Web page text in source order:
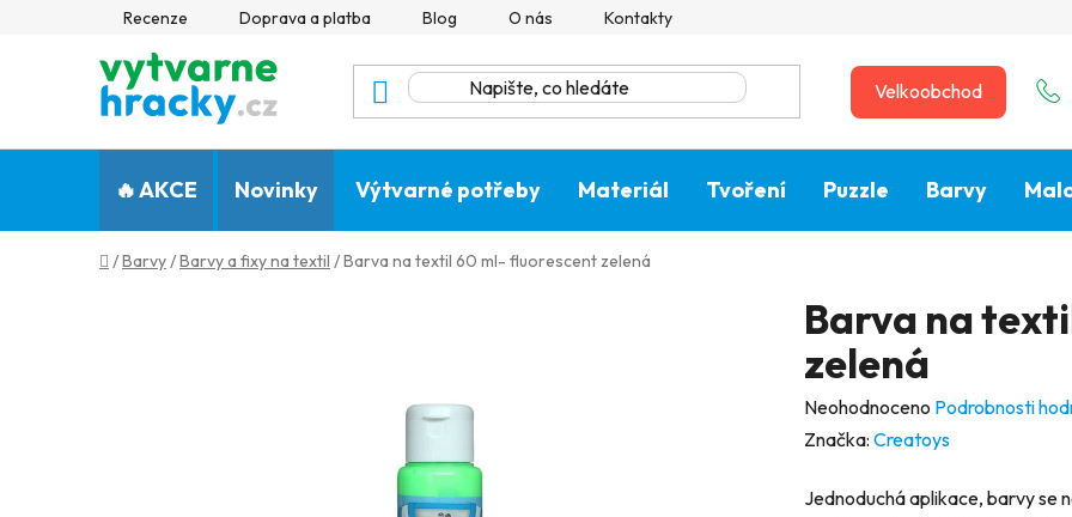
Recenze Doprava a platba Blog O nás Kontakty
Velkoobchod
🔥 AKCE Novinky Výtvarné potřeby Materiál Tvoření Puzzle Barvy
Domů
/Barvy/Barvy a fixy na textil /Barva na textil 60 ml- fluorescent zelená
Barva na
zelená
Průměrné
hodnocení
je
Neohodnoceno Podrobnosti
Značka: Creatoys
Jednoduchá aplikace, barvy se